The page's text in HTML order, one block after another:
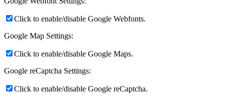
Click to enable/disable Google Webfonts.
Google Map Settings:
Click to enable/disable Google Maps.
Google reCaptcha Settings:
Click to enable/disable Google reCaptcha.